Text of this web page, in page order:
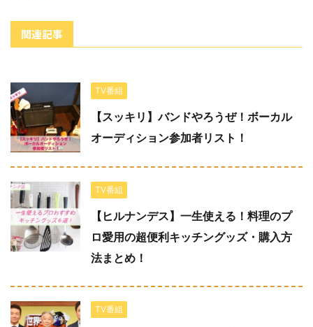
関連記事
TV番組
【スッキリ】バンドやろうぜ！ボーカル
オーディション参加者リスト！
TV番組
【ヒルナンデス】一生使える！料理のプ
ロ愛用の超便利キッチングッズ・購入方
法まとめ！
TV番組